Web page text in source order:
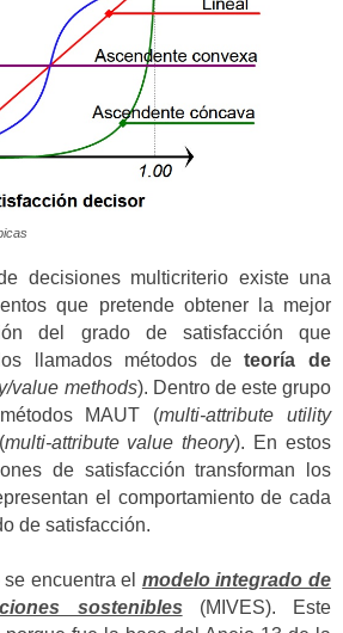
decisiones multicriterio existe una
que pretende obtener la mejor
del grado de satisfacción que
llamados métodos deteoría de
value methods). Dentro de este grupo
MAUT (multi-attribute utility
multi-attribute value theory). En estos
de satisfacción transforman los
el comportamiento de cada
de satisfacción.
encuentra el modelo integrado de
sostenibles (MIVES). Este